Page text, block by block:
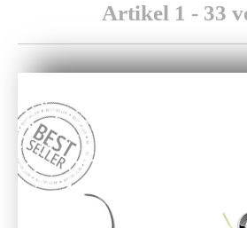
Artikel 1 - 33